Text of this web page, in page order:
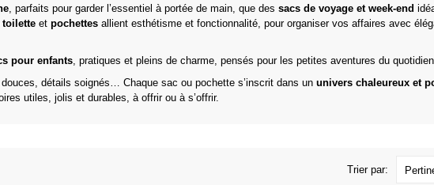
, parfaits pour garder l’essentiel à portée de main, que des sacs de voyage et week-end
toilette et pochettes allient esthétisme et fonctionnalité, pour organiser vos affaires avec
pour enfants , pratiques et pleins de charme, pensés pour les petites aventures du
détails soignés… Chaque sac ou pochette s’inscrit dans un univers chaleureux et
utiles, jolis et durables, à offrir ou à s’offrir.
Trier par: